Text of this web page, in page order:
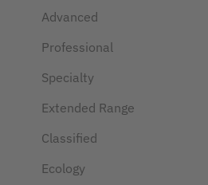
Advanced
Professional
Specialty
Extended Range
Classified
Ecology